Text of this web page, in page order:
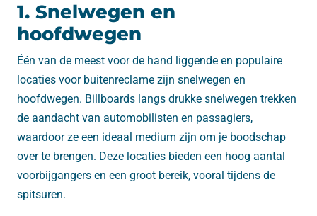
1. Snelwegen en
hoofdwegen
Één van de meest voor de hand liggende en populaire
locaties voor buitenreclame zijn snelwegen en
hoofdwegen. Billboards langs drukke snelwegen trekken
de aandacht van automobilisten en passagiers,
waardoor ze een ideaal medium zijn om je boodschap
over te brengen. Deze locaties bieden een hoog aantal
voorbijgangers en een groot bereik, vooral tijdens de
spitsuren.